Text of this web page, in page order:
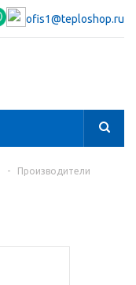
ofis1@teploshop.ru
- Производители